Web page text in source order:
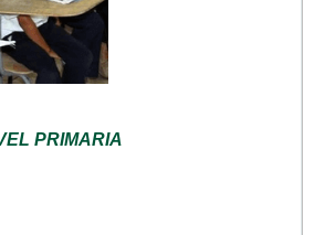
PRIMARIA